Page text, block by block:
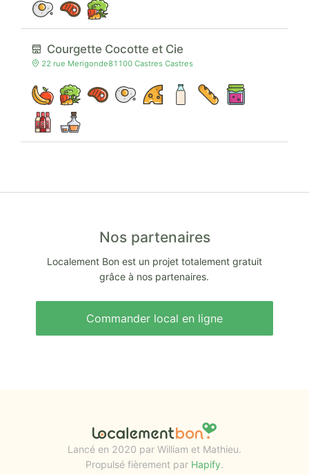
Courgette Cocotte et Cie
22 rue Merigonde81100 Castres Castres
Nos partenaires
Localement Bon est un projet totalement gratuit
grâce à nos partenaires.
Commander local en ligne
Lancé en 2020 par William et Mathieu.
Propulsé fièrement par Hapify.